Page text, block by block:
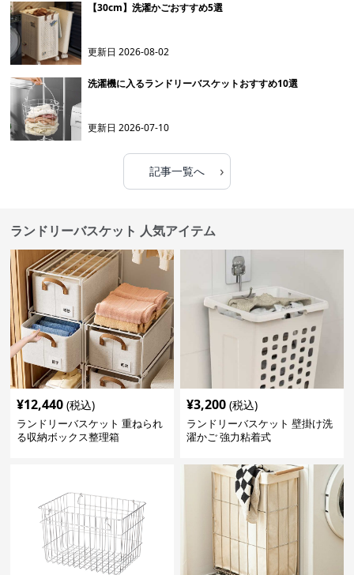
【30cm】洗濯かごおすすめ5選
更新日2026-08-02
洗濯機に入るランドリーバスケットおすすめ10選
更新日2026-07-10
記事一覧へ ›
ランドリーバスケット 人気アイテム
¥12,440 (税込)
ランドリーバスケット 重ねられ
る収納ボックス整理箱
¥3,200 (税込)
ランドリーバスケット 壁掛け洗
濯かご 強力粘着式